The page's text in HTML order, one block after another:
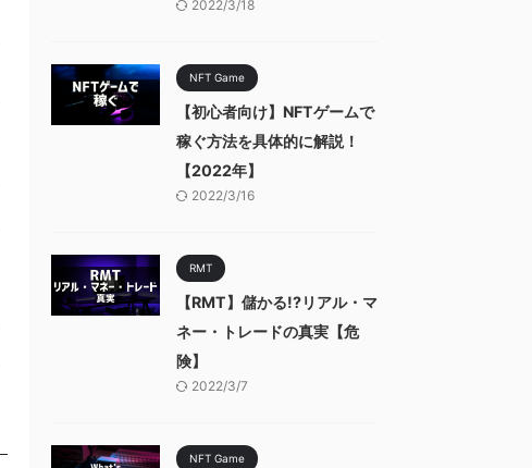
2022/3/18
NFT Game
【初心者向け】NFTゲームで
稼ぐ方法を具体的に解説！
【2022年】
2022/3/16
RMT
【RMT】儲かる!?リアル・マ
ネー・トレードの真実【危
険】
2022/3/7
NFT Game